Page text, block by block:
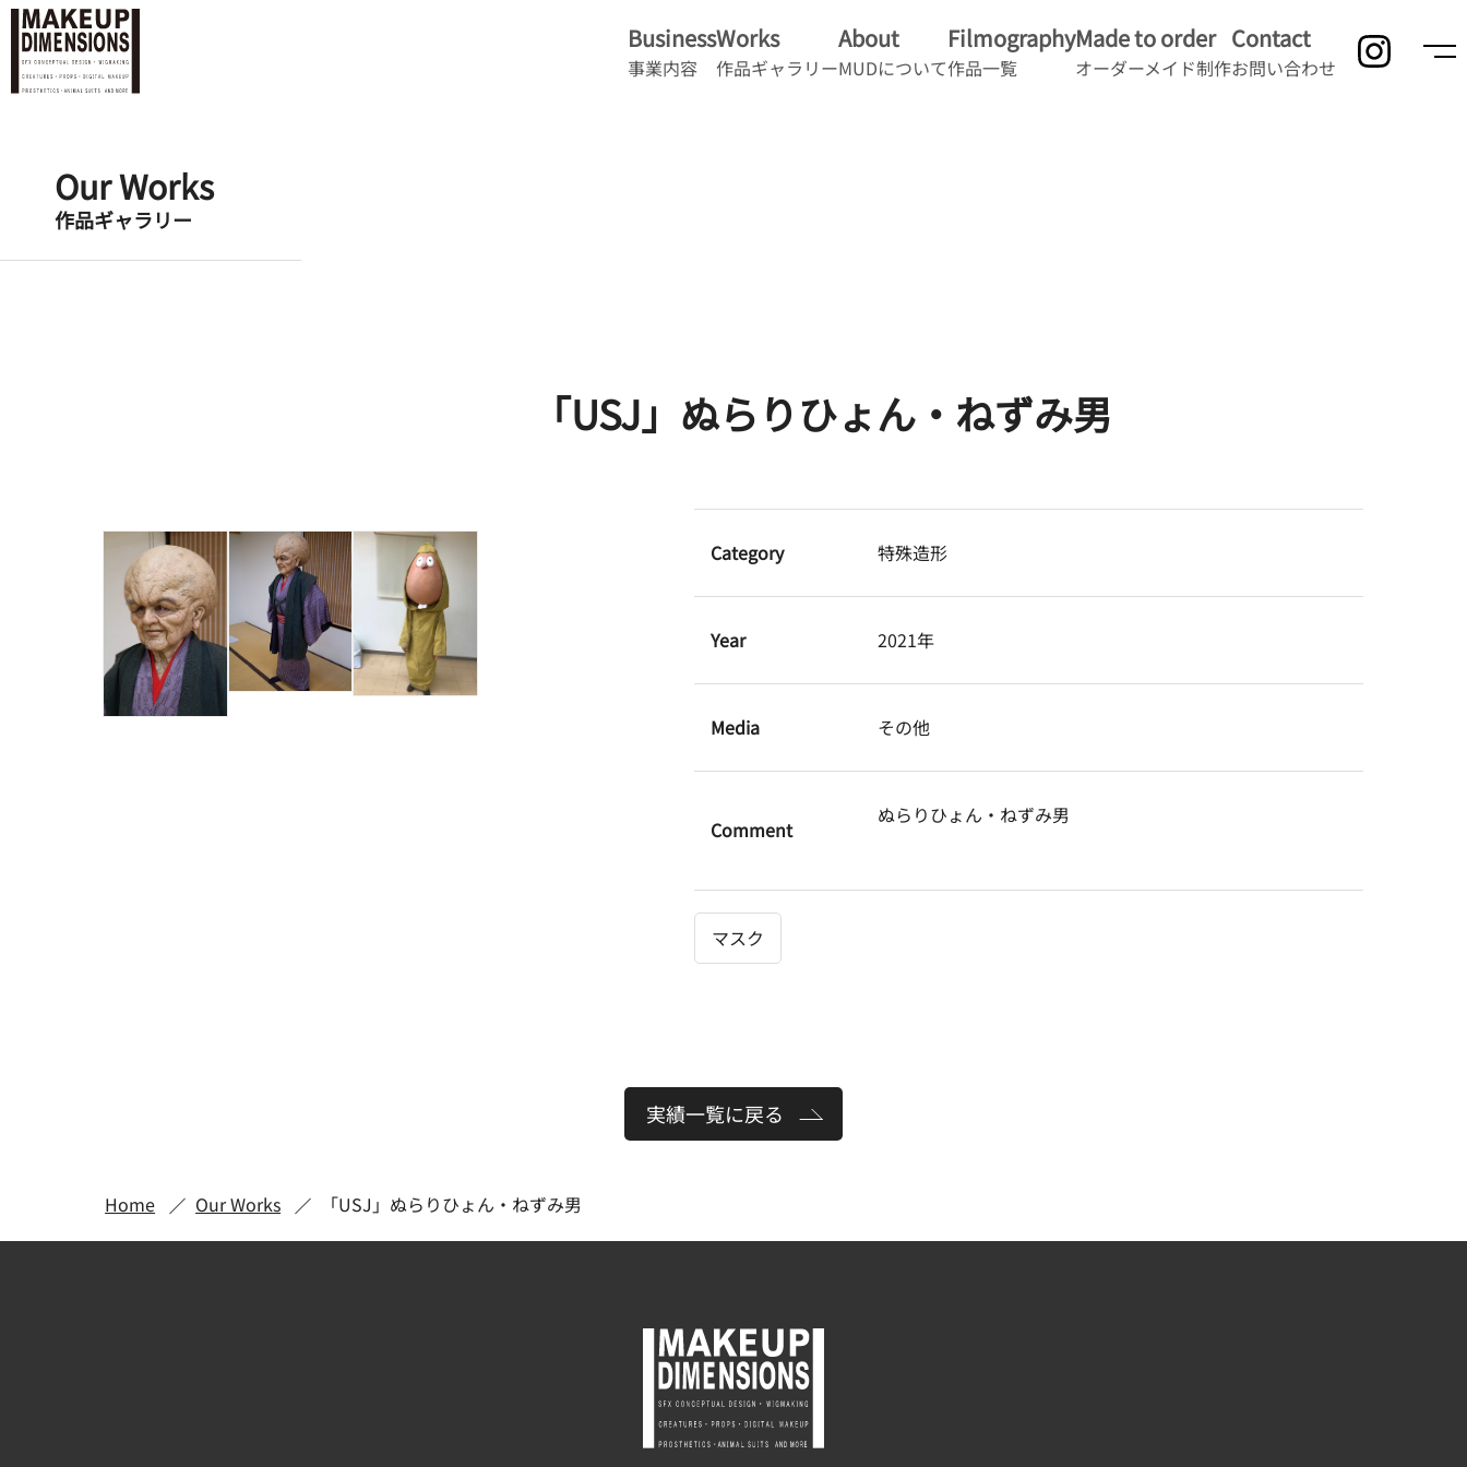
Business
事業内容
Works
作品ギャラリー
About
MUDについて
Filmography
作品一覧
Made to order
オーダーメイド制作
Contact
お問い合わせ
Our Works
作品ギャラリー
「USJ」ぬらりひょん・ねずみ男
Category 特殊造形
Year 2021年
Media その他
Comment
ぬらりひょん・ねずみ男
マスク
実績一覧に戻る
Home Our Works 「USJ」ぬらりひょん・ねずみ男